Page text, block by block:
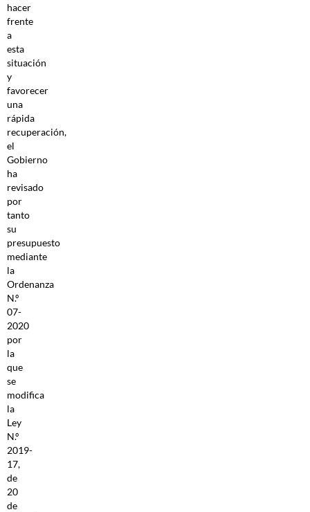
hacer
frente
a
esta
situación
y
favorecer
una
rápida
recuperación,
el
Gobierno
ha
revisado
por
tanto
su
presupuesto
mediante
la
Ordenanza
N.º
07-
2020
por
la
que
se
modifica
la
Ley
N.º
2019-
17,
de
20
de